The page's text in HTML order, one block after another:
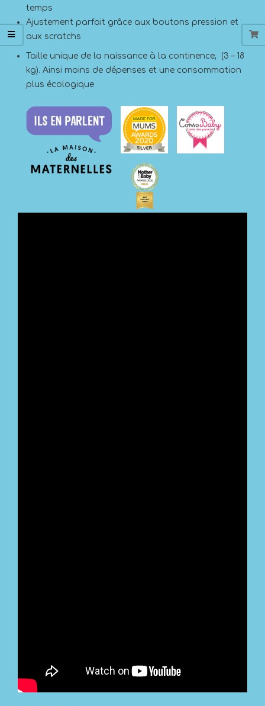
temps
Ajustement parfait grâce aux boutons pression et
aux scratchs
Taille unique de la naissance à la continence, (3 – 18
kg). Ainsi moins de dépenses et une consommation
plus écologique